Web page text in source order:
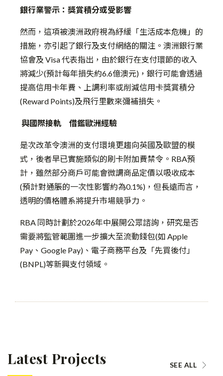
銀行業警示：獎賞積分或受影響
然而，這項被澳洲政府視為紓緩「生活成本危機」的
措施，亦引起了銀行及支付網絡的關注。澳洲銀行業
協會及 Visa 代表指出，由於銀行在支付環節的收入
將減少(預計每年損失約6.6億澳元)，銀行可能會透過
提高信用卡年費、上調利率或削減信用卡獎賞積分
(Reward Points)及飛行里數來彌補損失。
與國際接軌 借鑑歐洲經驗
是次改革令澳洲的支付環境更趨向英國及歐盟的模
式，後者早已實施類似的刷卡附加費禁令。RBA預
計，雖然部分商戶可能會微調商品定價以吸收成本
(預計對通脹的一次性影響約為0.1%)，但長遠而言，
透明的價格體系將提升市場競爭力。
RBA 同時計劃於2026年中展開公眾諮詢，研究是否
需要將監管範圍進一步擴大至流動錢包(如 Apple
Pay、Google Pay)、電子商務平台及「先買後付」
(BNPL)等新興支付領域。
Latest Projects SEE ALL